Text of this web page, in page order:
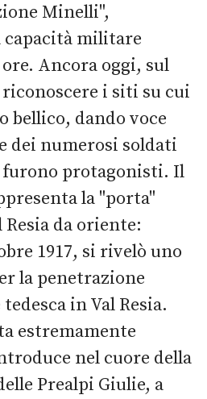
Minelli",
militare
Ancora oggi, sul
i siti su cui
bellico, dando voce
dei numerosi soldati
furono protagonisti. Il
la "porta"
Resia da oriente:
1917, si rivelò uno
la penetrazione
in Val Resia.
estremamente
nel cuore della
Prealpi Giulie, a